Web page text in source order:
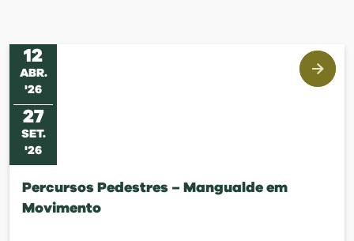
12
ABR.
'26
27
SET.
'26
Percursos Pedestres – Mangualde em
Movimento